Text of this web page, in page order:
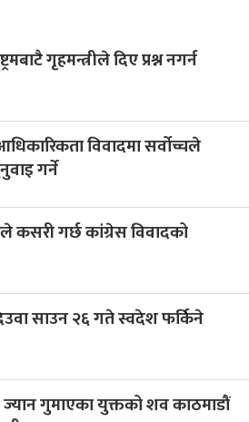
गृहमन्त्रीले दिए प्रश्न नगर्न
विवादमा सर्वोच्चले
गर्ने
कसरी गर्छ कांग्रेस विवादको
साउन २६ गते स्वदेश फर्किने
ज्यान गुमाएका युक्तको शव काठमाडौं